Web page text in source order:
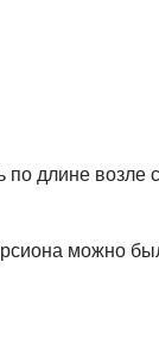
длине возле
можно